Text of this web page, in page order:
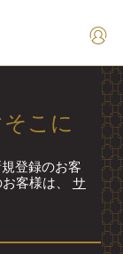
こに
登録のお客
客様は、 サ